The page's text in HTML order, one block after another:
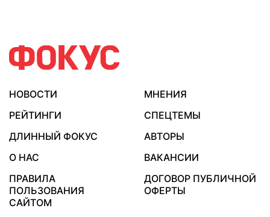
НОВОСТИ
МНЕНИЯ
РЕЙТИНГИ
СПЕЦТЕМЫ
ДЛИННЫЙ ФОКУС
АВТОРЫ
О НАС
ВАКАНСИИ
ПРАВИЛА
ПОЛЬЗОВАНИЯ
САЙТОМ
ДОГОВОР ПУБЛИЧНОЙ
ОФЕРТЫ